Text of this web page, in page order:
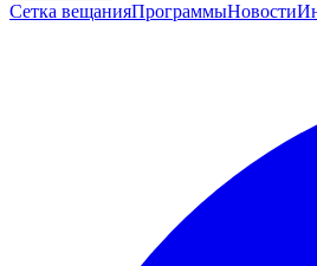
Сетка вещанияПрограммыНовости